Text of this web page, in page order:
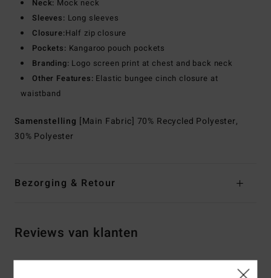
Neck: Mock neck
Sleeves: Long sleeves
Closure:Half zip closure
Pockets: Kangaroo pouch pockets
Branding: Logo screen print at chest and back neck
Other Features: Elastic bungee cinch closure at
waistband
Samenstelling [Main Fabric] 70% Recycled Polyester,
30% Polyester
Bezorging & Retour
Reviews van klanten